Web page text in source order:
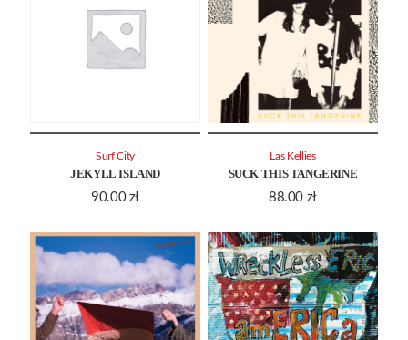
JEKYLL ISLAND
90.00 zł
Surf City
SUCK THIS TANGERINE
88.00 zł
Las Kellies